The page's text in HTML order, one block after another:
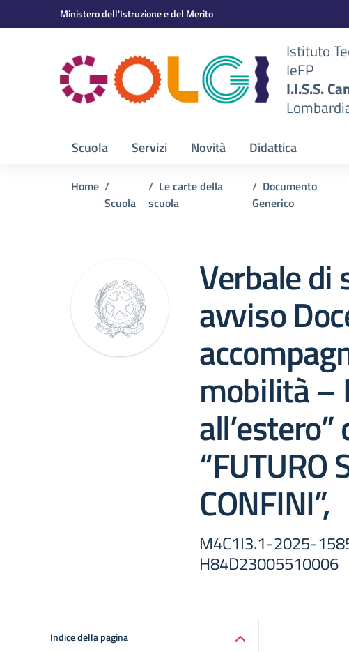
Vai ai contenuti
Vai al menu di navigazioneMinistero dell'Istruzione e del Merito
Istituto
IeFP
I.I.S.S.
Scuola Servizi Novità Didattica
Home
Scuola
Le carte della
scuola
Documento
Generico
Verbale di
avviso
mobilità –
“FUTURO
CONFINI”,
M4C1I3.1-2025-
H84D23005510006
Indice della pagina